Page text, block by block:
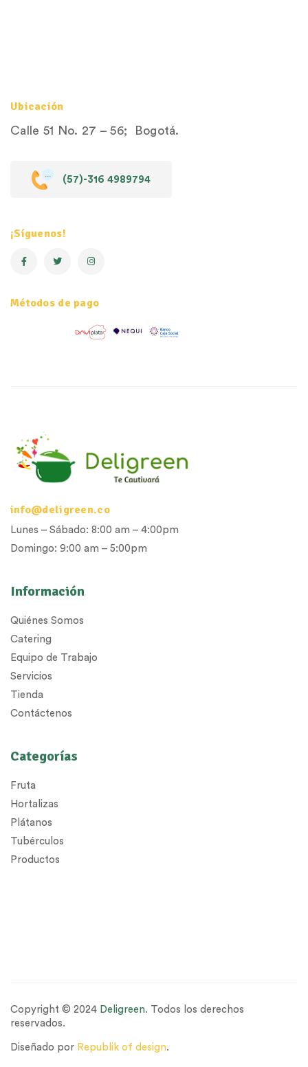
Ubicación
Calle 51 No. 27 – 56; Bogotá.
(57)-316 4989794
¡Síguenos!
Métodos de pago
Información
Quiénes Somos
Catering
Equipo de Trabajo
Servicios
Tienda
Contáctenos
Categorías
Fruta
Hortalizas
Plátanos
Tubérculos
Productos
info@deligreen.co
Lunes – Sábado: 8:00 am – 4:00pm
Domingo: 9:00 am – 5:00pm
Copyright © 2024 Deligreen. Todos los derechos
reservados.
Diseñado por Republik of design.